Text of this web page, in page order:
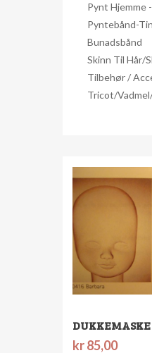
Pynt Hjemme
Pyntebånd-
Bunadsbånd
Skinn Til Hår/
Tilbehør /
Tricot/
kr85,00